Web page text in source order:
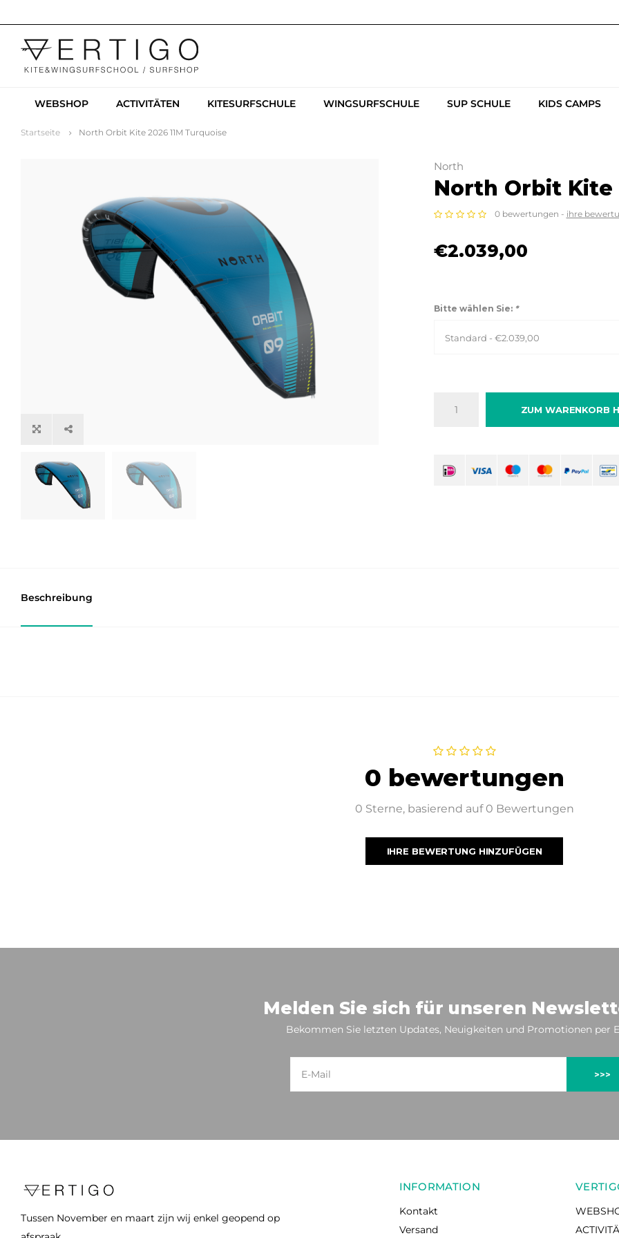
WEBSHOP ACTIVITÄTEN KITESURFSCHULE WINGSURFSCHULE SUP SCHULE KIDS CAMPS
Startseite North Orbit Kite 2026 11M Turquoise
North
North Orbit Kite
0 bewertungen - ihre
€2.039,00
Bitte wählen Sie: *
Standard - €2.039,00
ZUM WARENKORB
Beschreibung
0 bewertungen
0 Sterne, basierend auf 0 Bewertungen
IHRE BEWERTUNG HINZUFÜGEN
Melden Sie sich für unseren
Bekommen Sie letzten Updates, Neuigkeiten und Promotionen per
>>>
Tussen November en maart zijn wij enkel geopend op
INFORMATION
Kontakt
Versand